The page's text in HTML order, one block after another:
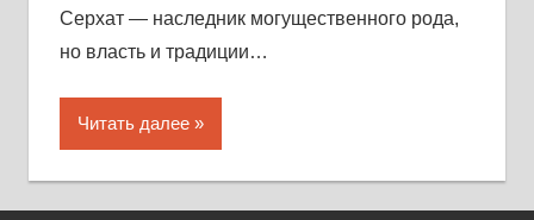
Серхат — наследник могущественного рода,
но власть и традиции…
Читать далее